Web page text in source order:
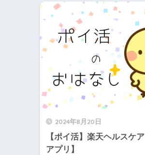
2024年8月20日
【ポイ活】楽天ヘルスケ
アプリ】